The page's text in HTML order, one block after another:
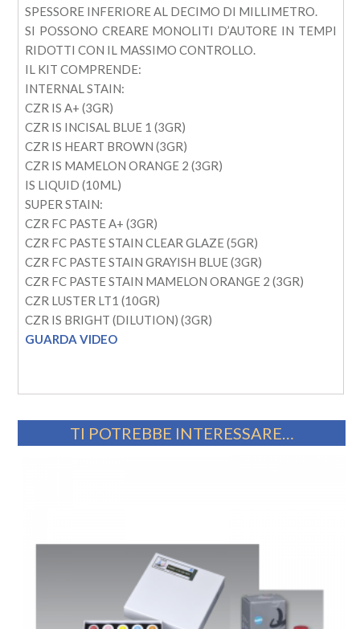
SPESSORE INFERIORE AL DECIMO DI MILLIMETRO.
SI POSSONO CREARE MONOLITI D’AUTORE IN TEMPI
RIDOTTI CON IL MASSIMO CONTROLLO.
IL KIT COMPRENDE:
INTERNAL STAIN:
CZR IS A+ (3GR)
CZR IS INCISAL BLUE 1 (3GR)
CZR IS HEART BROWN (3GR)
CZR IS MAMELON ORANGE 2 (3GR)
IS LIQUID (10ML)
SUPER STAIN:
CZR FC PASTE A+ (3GR)
CZR FC PASTE STAIN CLEAR GLAZE (5GR)
CZR FC PASTE STAIN GRAYISH BLUE (3GR)
CZR FC PASTE STAIN MAMELON ORANGE 2 (3GR)
CZR LUSTER LT1 (10GR)
CZR IS BRIGHT (DILUTION) (3GR)
GUARDA VIDEO
TI POTREBBE INTERESSARE…